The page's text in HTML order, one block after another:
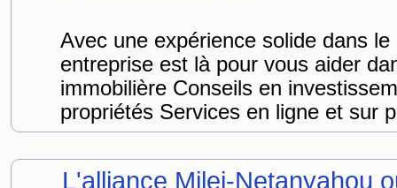
Avec une expérience solide dans
entreprise est là pour vous aider
immobilière Conseils en
propriétés Services en ligne et sur
L'alliance Milei-Netanyahou